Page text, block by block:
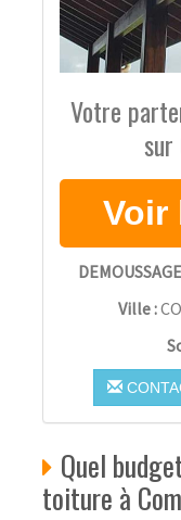
Votre
sur
Ville :
Quel
toiture à